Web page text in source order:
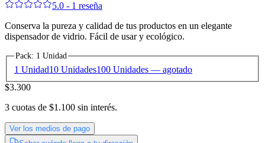
5.0 - 1 reseña
Conserva la pureza y calidad de tus productos en un elegante
dispensador de vidrio. Fácil de usar y ecológico.
Pack: 1 Unidad
1 Unidad10 Unidades100 Unidades — agotado
$3.300
3 cuotas de $1.100 sin interés.
Ver los medios de pago